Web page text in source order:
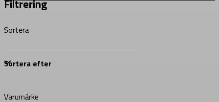
Filtrering
Sortera
Varumärke